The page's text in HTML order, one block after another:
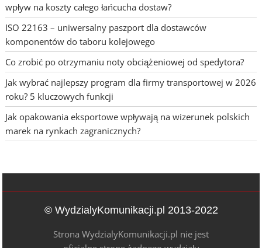
wpływ na koszty całego łańcucha dostaw?
ISO 22163 – uniwersalny paszport dla dostawców
komponentów do taboru kolejowego
Co zrobić po otrzymaniu noty obciążeniowej od spedytora?
Jak wybrać najlepszy program dla firmy transportowej w 2026
roku? 5 kluczowych funkcji
Jak opakowania eksportowe wpływają na wizerunek polskich
marek na rynkach zagranicznych?
© WydzialyKomunikacji.pl 2013-2022
Strona WydzialyKomunikacji.pl nie jest